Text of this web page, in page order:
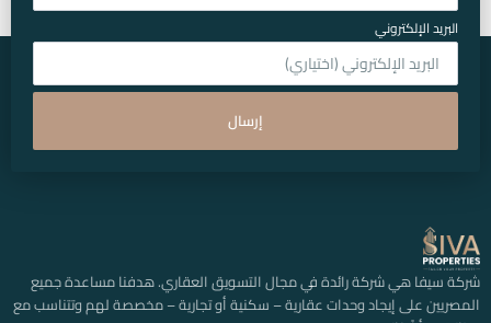
البريد الإلكتروني
إرسال
شركة سيفا هي شركة رائدة في مجال التسويق العقاري. هدفنا مساعدة جميع
المصريين على إيجاد وحدات عقارية – سكنية أو تجارية – مخصصة لهم وتتناسب مع